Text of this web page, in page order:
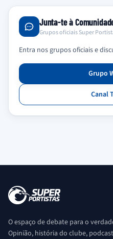
Junta-te à
Grupos oficiais Super
Entra nos grupos oficiais e
Grupo
Canal
O espaço de debate para o
Opinião, história do clube,